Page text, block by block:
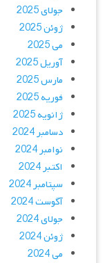
جولای 2025
ژوئن 2025
می 2025
آوریل 2025
مارس 2025
فوریه 2025
ژانویه 2025
دسامبر 2024
نوامبر 2024
اکتبر 2024
سپتامبر 2024
آگوست 2024
جولای 2024
ژوئن 2024
می 2024